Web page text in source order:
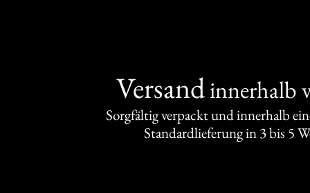
Versandinnerhalb
Sorgfältig verpackt und innerhalb
Standardlieferung in 3 bis 5